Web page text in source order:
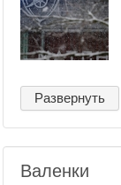
Развернуть
Валенки